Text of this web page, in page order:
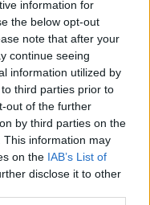
information for
the below opt-out
note that after your
continue seeing
information utilized by
third parties prior to
out of the further
by third parties on the
This information may
on the IAB’s List of
disclose it to other
séduisantes.
quelque chose" qui